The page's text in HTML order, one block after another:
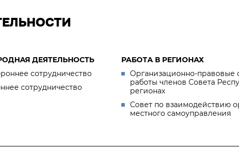
ДЕЯТЕЛЬНОСТЬ
сотрудничество
сотрудничество
РАБОТА В РЕГИОНАХ
Организационно-правовые
работы членов Совета
регионах
Совет по взаимодействию
местного самоуправления